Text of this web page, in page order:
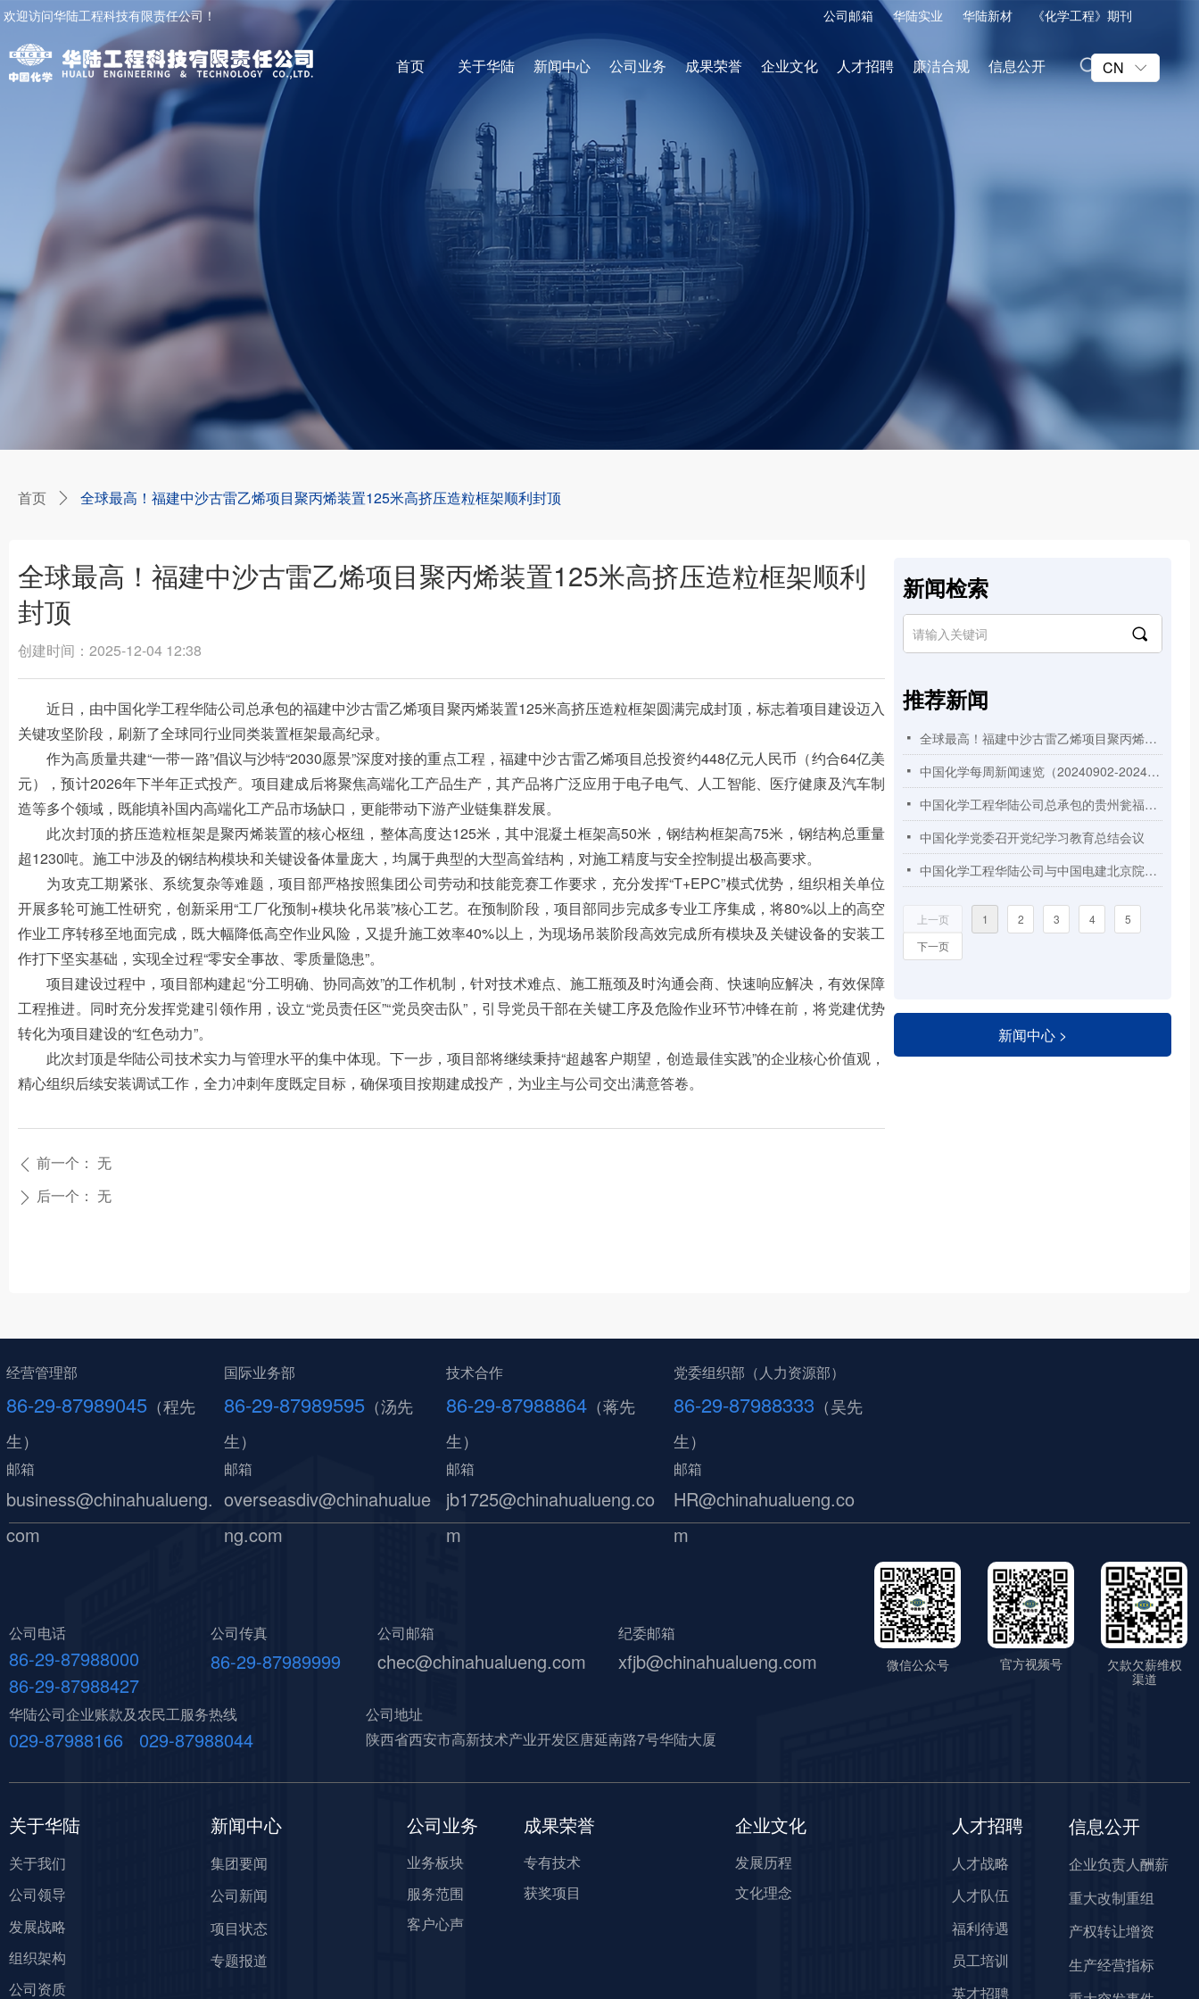
公司邮箱 华陆实业 华陆新材 《化学工程》期刊
欢迎访问华陆工程科技有限责任公司！
首页 关于华陆 新闻中心 公司业务 成果荣誉 企业文化 人才招聘 廉洁合规 信息公开 ꀅ
CN
全球最高！福建中沙古雷乙烯项目聚丙烯装置125米高挤压造粒框架顺利
封顶
近日，由中国化学工程华陆公司总承包的福建中沙古雷乙烯项目聚丙烯装置125米高挤压造粒框架圆满完成封顶，标志着项目建设迈入
关键攻坚阶段，刷新了全球同行业同类装置框架最高纪录。
作为高质量共建“一带一路”倡议与沙特“2030愿景”深度对接的重点工程，福建中沙古雷乙烯项目总投资约448亿元人民币（约合64亿美
元），预计2026年下半年正式投产。项目建成后将聚焦高端化工产品生产，其产品将广泛应用于电子电气、人工智能、医疗健康及汽车制
造等多个领域，既能填补国内高端化工产品市场缺口，更能带动下游产业链集群发展。
此次封顶的挤压造粒框架是聚丙烯装置的核心枢纽，整体高度达125米，其中混凝土框架高50米，钢结构框架高75米，钢结构总重量
超1230吨。施工中涉及的钢结构模块和关键设备体量庞大，均属于典型的大型高耸结构，对施工精度与安全控制提出极高要求。
为攻克工期紧张、系统复杂等难题，项目部严格按照集团公司劳动和技能竞赛工作要求，充分发挥“T+EPC”模式优势，组织相关单位
开展多轮可施工性研究，创新采用“工厂化预制+模块化吊装”核心工艺。在预制阶段，项目部同步完成多专业工序集成，将80%以上的高空
作业工序转移至地面完成，既大幅降低高空作业风险，又提升施工效率40%以上，为现场吊装阶段高效完成所有模块及关键设备的安装工
作打下坚实基础，实现全过程“零安全事故、零质量隐患”。
项目建设过程中，项目部构建起“分工明确、协同高效”的工作机制，针对技术难点、施工瓶颈及时沟通会商、快速响应解决，有效保障
工程推进。同时充分发挥党建引领作用，设立“党员责任区”“党员突击队”，引导党员干部在关键工序及危险作业环节冲锋在前，将党建优势
转化为项目建设的“红色动力”。
此次封顶是华陆公司技术实力与管理水平的集中体现。下一步，项目部将继续秉持“超越客户期望，创造最佳实践”的企业核心价值观，
精心组织后续安装调试工作，全力冲刺年度既定目标，确保项目按期建成投产，为业主与公司交出满意答卷。
创建时间： 2025-12-04 12:38
ꄴ 前一个： 无
ꄲ 后一个： 无
新闻检索
끠
推荐新闻
넷 全球最高！福建中沙古雷乙烯项目聚丙烯装置125米高挤压造粒框架顺利封顶
넷 中国化学每周新闻速览（20240902-20240908）
넷 中国化学工程华陆公司总承包的贵州瓮福开磷年产3万吨高纯无水氟化氢项目顺利实现机械竣工
넷 中国化学党委召开党纪学习教育总结会议
넷 中国化学工程华陆公司与中国电建北京院签署战略合作协议
上一页 1 2 3 4
5
下一页
新闻中心 >
首页 ꄲ 全球最高！福建中沙古雷乙烯项目聚丙烯装置125米高挤压造粒框架顺利封顶
公司电话
86-29-87988000
86-29-87988427
公司邮箱
chec@chinahualueng.com
纪委邮箱
xfjb@chinahualueng.com
公司地址
陕西省西安市高新技术产业开发区唐延南路7号华陆大厦
华陆公司企业账款及农民工服务热线
029-87988166 029-87988044
国际业务部
86-29-87989595 （汤先
生）
邮箱
overseasdiv@chinahualue
ng.com
经营管理部
86-29-87989045 （程先
生）
邮箱
business@chinahualueng.
com
党委组织部（人力资源部）
86-29-87988333 （吴先
生）
邮箱
HR@chinahualueng.co
m
技术合作
86-29-87988864 （蒋先
生）
邮箱
jb1725@chinahualueng.co
m
公司传真
86-29-87989999
欠款欠薪维权
渠道
微信公众号 官方视频号
关于华陆
关于我们
公司领导
发展战略
组织架构
公司资质
新闻中心
集团要闻
公司新闻
项目状态
专题报道
公司业务
业务板块
服务范围
客户心声
成果荣誉
专有技术
获奖项目
企业文化
发展历程
文化理念
人才招聘
人才战略
人才队伍
福利待遇
员工培训
英才招聘
信息公开
企业负责人酬薪
重大改制重组
产权转让增资
生产经营指标